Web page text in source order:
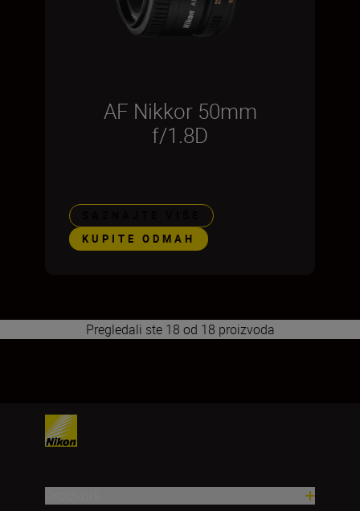
AF Nikkor 50mm
f/1.8D
KUPITE ODMAH
Pregledali ste 18 od 18 proizvoda